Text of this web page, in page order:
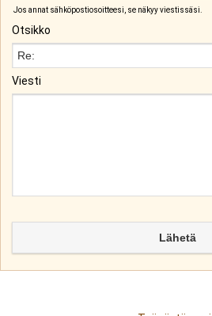
Jos annat sähköpostiosoitteesi, se näkyy viestissäsi.
Otsikko
Viesti
Lähetä